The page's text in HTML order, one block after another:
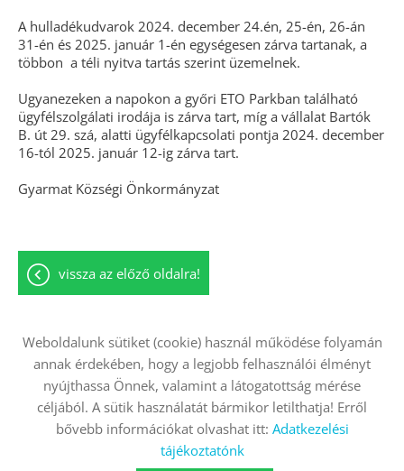
A hulladékudvarok 2024. december 24.én, 25-én, 26-án
31-én és 2025. január 1-én egységesen zárva tartanak, a
többon a téli nyitva tartás szerint üzemelnek.
Ugyanezeken a napokon a győri ETO Parkban található
ügyfélszolgálati irodája is zárva tart, míg a vállalat Bartók
B. út 29. szá, alatti ügyfélkapcsolati pontja 2024. december
16-tól 2025. január 12-ig zárva tart.
Gyarmat Községi Önkormányzat
vissza az előző oldalra!
Oldal információk
Adatkezelési tájékoztató
Impresszum
Sütik kezelése
Akadálymentesítési nyilatkozat
Weboldalunk sütiket (cookie) használ működése folyamán
annak érdekében, hogy a legjobb felhasználói élményt
nyújthassa Önnek, valamint a látogatottság mérése
céljából. A sütik használatát bármikor letilthatja! Erről
bővebb információkat olvashat itt: Adatkezelési
tájékoztatónk